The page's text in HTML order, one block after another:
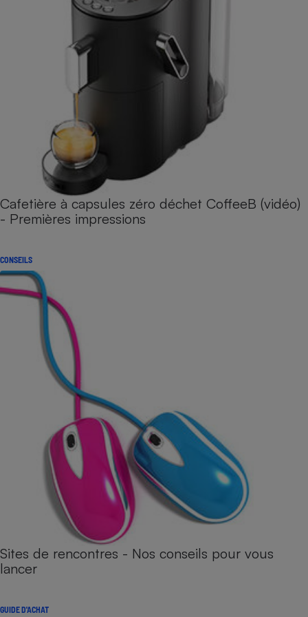
Cafetière à capsules zéro déchet CoffeeB (vidéo)
- Premières impressions
CONSEILS
Sites de rencontres - Nos conseils pour vous
lancer
GUIDE D'ACHAT